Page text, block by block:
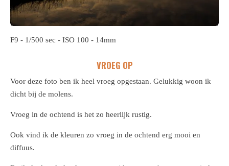
F9 - 1/500 sec - ISO 100 - 14mm
VROEG OP
Voor deze foto ben ik heel vroeg opgestaan. Gelukkig woon ik
dicht bij de molens.
Vroeg in de ochtend is het zo heerlijk rustig.
Ook vind ik de kleuren zo vroeg in de ochtend erg mooi en
diffuus.